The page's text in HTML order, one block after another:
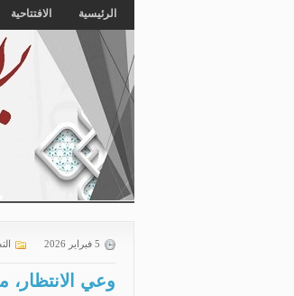
الرئيسية الافتتاحية
5 فبراير 2026
وعي الانتظار،